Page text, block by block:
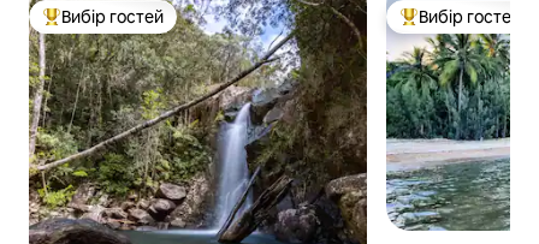
Топ вибір гостей
Вибір гостей Топ вибір гостей
Вибір гостей